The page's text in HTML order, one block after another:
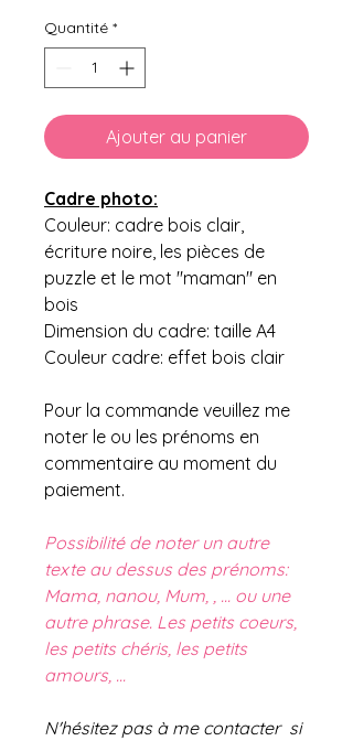
Quantité *
Ajouter au panier
Cadre photo:
Couleur: cadre bois clair,
écriture noire, les pièces de
puzzle et le mot "maman" en
bois
Dimension du cadre: taille A4
Couleur cadre: effet bois clair
Pour la commande veuillez me
noter le ou les prénoms en
commentaire au moment du
paiement.
Possibilité de noter un autre
texte au dessus des prénoms:
Mama, nanou, Mum, , ... ou une
autre phrase. Les petits coeurs,
les petits chéris, les petits
amours, ...
N'hésitez pas à me contacter si